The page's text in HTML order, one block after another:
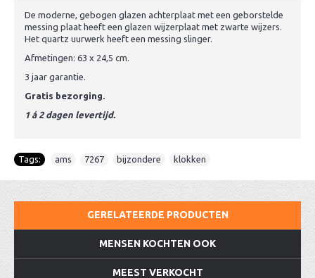
De moderne, gebogen glazen achterplaat met een geborstelde
messing plaat heeft een glazen wijzerplaat met zwarte wijzers.
Het quartz uurwerk heeft een messing slinger.
Afmetingen: 63 x 24,5 cm.
3 jaar garantie.
Gratis bezorging.
1 á 2 dagen levertijd.
Tags: ams 7267 bijzondere klokken
GERELATEERDE PRODUCTEN
MENSEN KOCHTEN OOK
MEEST VERKOCHT